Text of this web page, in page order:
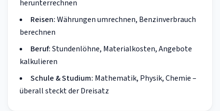
herunterrechnen
Reisen:Währungen umrechnen, Benzinverbrauch
berechnen
Beruf:Stundenlöhne, Materialkosten, Angebote
kalkulieren
Schule & Studium: Mathematik, Physik, Chemie –
überall steckt der Dreisatz